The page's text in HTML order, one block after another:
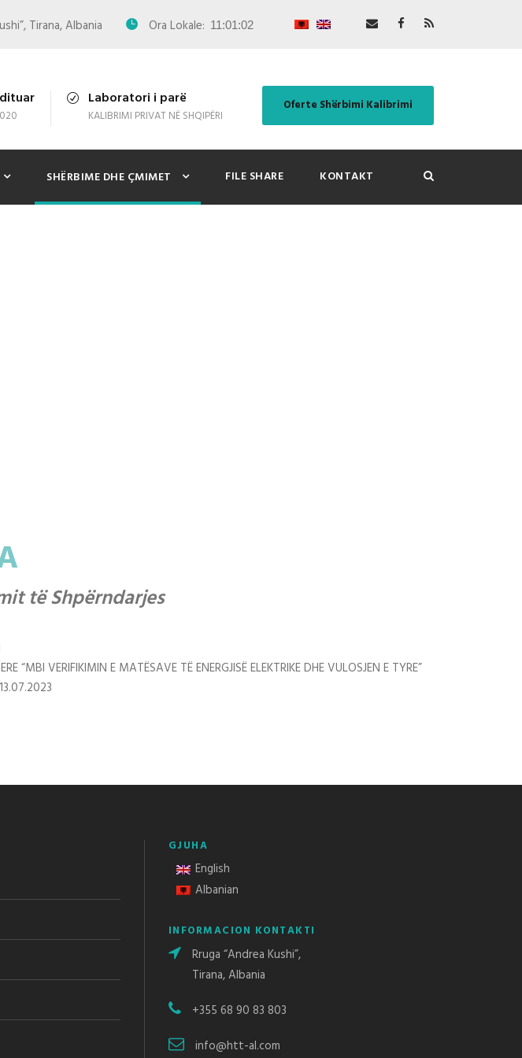
Tirana, Albania Ora Lokale:
Laboratori i parë
KALIBRIMI PRIVAT NË SHQIPËRI
Oferte Shërbimi Kalibrimi
SHËRBIME DHE ÇMIMET FILE SHARE KONTAKT
të Shpërndarjes
“MBI VERIFIKIMIN E MATËSAVE TË ENERGJISË ELEKTRIKE DHE VULOSJEN E TYRE”
GJUHA
English
Albanian
INFORMACION KONTAKTI
Rruga “Andrea Kushi”,
Tirana, Albania
+355 68 90 83 803
info@htt-al.com